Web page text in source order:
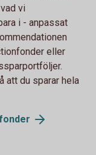
vi
i - anpassat
eller
att du sparar hela